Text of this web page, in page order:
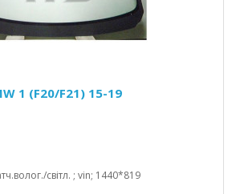
1 (F20/F21) 15-19
світл. ; vin; 1440*819